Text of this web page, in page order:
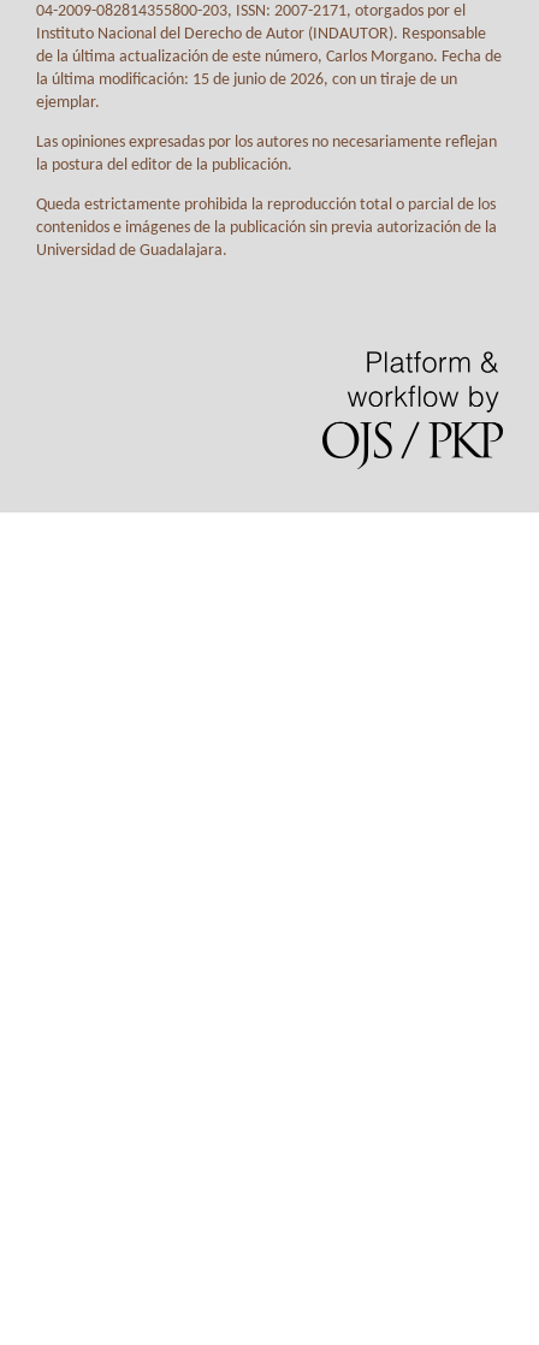
04-2009-082814355800-203, ISSN: 2007-2171, otorgados por el
Instituto Nacional del Derecho de Autor (INDAUTOR). Responsable
de la última actualización de este número, Carlos Morgano. Fecha de
la última modificación: 15 de junio de 2026, con un tiraje de un
ejemplar.
Las opiniones expresadas por los autores no necesariamente reflejan
la postura del editor de la publicación.
Queda estrictamente prohibida la reproducción total o parcial de los
contenidos e imágenes de la publicación sin previa autorización de la
Universidad de Guadalajara.